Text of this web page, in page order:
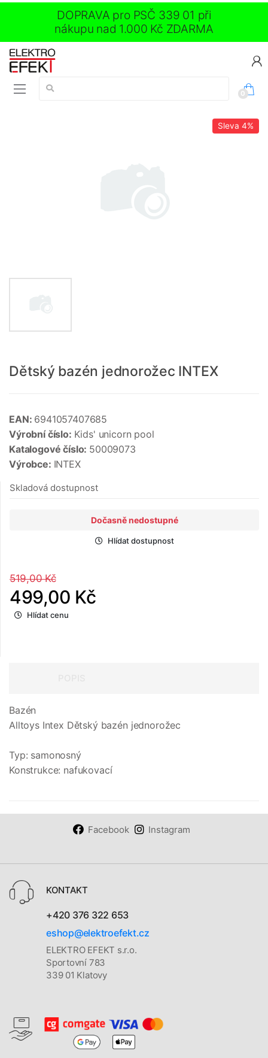
DOPRAVA pro PSČ 339 01 při
nákupu nad 1.000 Kč ZDARMA
Vyhledávání:
0
Sleva 4%
Dětský bazén jednorožec INTEX
EAN: 6941057407685
Výrobní číslo: Kids' unicorn pool
Katalogové číslo: 50009073
Výrobce: INTEX
Skladová dostupnost
Dočasně nedostupné
Hlídat dostupnost
519,00 Kč
499,00 Kč
Hlídat cenu
Bazén
Alltoys Intex Dětský bazén jednorožec
Typ: samonosný
Konstrukce: nafukovací
Facebook Instagram
KONTAKT
+420 376 322 653
eshop@elektroefekt.cz
ELEKTRO EFEKT s.r.o.
Sportovní 783
339 01 Klatovy